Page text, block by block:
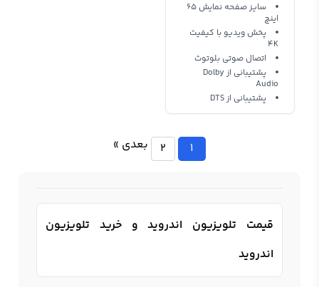
سایز صفحه نمایش 65
اینچ
پخش ویدیو با کیفیت
4K
اتصال صوتی بلوتوث
پشتیبانی از Dolby
Audio
پشتیبانی از DTS
1
2 بعدی »
قیمت تلویزیون اندروید و خرید تلویزیون
اندروید